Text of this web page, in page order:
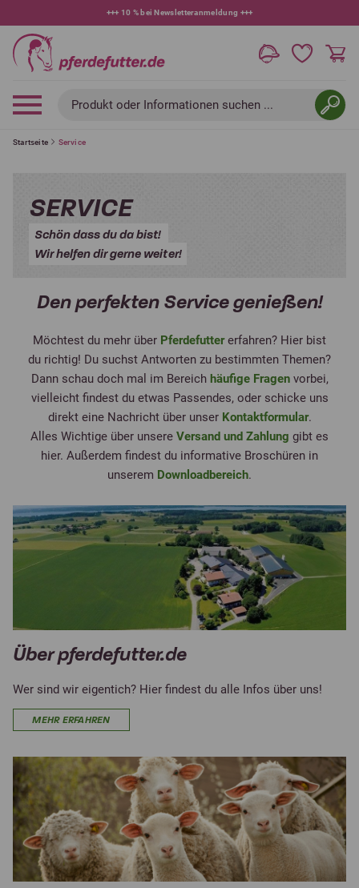
+++ 10 % bei Newsletteranmeldung +++
Produkt oder Informationen suchen ...
Startseite Service
SERVICE
Schön dass du da bist!
Wir helfen dir gerne weiter!
Den perfekten Service genießen!
Möchtest du mehr über Pferdefuttererfahren? Hier bist
du richtig! Du suchst Antworten zu bestimmten Themen?
Dann schau doch mal im Bereichhäufige Fragenvorbei,
vielleicht findest du etwas Passendes, oder schicke uns
direkt eine Nachricht über unser Kontaktformular.
Alles Wichtige über unsere Versand und Zahlung gibt es
hier. Außerdem findest du informative Broschüren in
unserem Downloadbereich.
Über pferdefutter.de
Wer sind wir eigentich? Hier findest du alle Infos über uns!
MEHR ERFAHREN